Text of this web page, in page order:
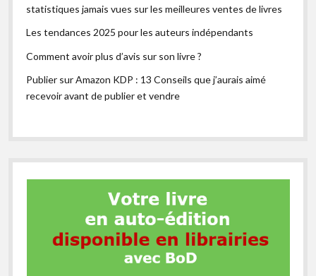
statistiques jamais vues sur les meilleures ventes de livres
Les tendances 2025 pour les auteurs indépendants
Comment avoir plus d’avis sur son livre ?
Publier sur Amazon KDP : 13 Conseils que j’aurais aimé
recevoir avant de publier et vendre